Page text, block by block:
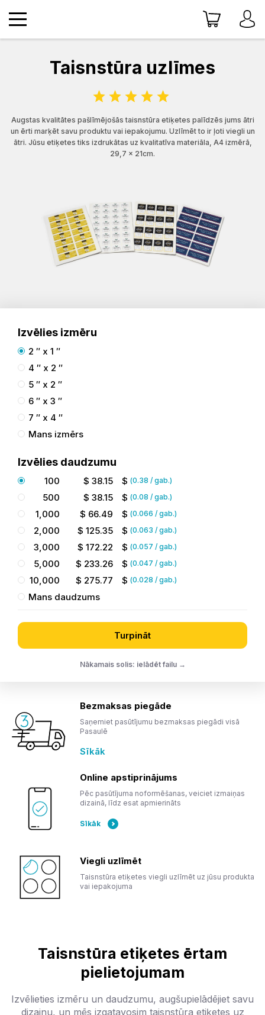
Taisnstūra uzlīmes
Augstas kvalitātes pašlīmējošās taisnstūra etiķetes palīdzēs jums ātri
un ērti marķēt savu produktu vai iepakojumu. Uzlīmēt to ir ļoti viegli un
ātri. Jūsu etiķetes tiks izdrukātas uz kvalitatīva materiāla, A4 izmērā,
29,7 x 21cm.
Izvēlies izmēru
2 ″ x 1 ″
4 ″ x 2 ″
5 ″ x 2 ″
6 ″ x 3 ″
7 ″ x 4 ″
Mans izmērs
Izvēlies daudzumu
100 $ 38.15 $ (0.38 / gab.)
500 $ 38.15 $ (0.08 / gab.)
1,000 $ 66.49 $ (0.066 / gab.)
2,000 $ 125.35 $ (0.063 / gab.)
3,000 $ 172.22 $ (0.057 / gab.)
5,000 $ 233.26 $ (0.047 / gab.)
10,000 $ 275.77 $ (0.028 / gab.)
Mans daudzums
Turpināt
Nākamais solis: ielādēt failu →
Bezmaksas piegāde
Saņemiet pasūtījumu bezmaksas piegādi visā
Pasaulē
Sīkāk
Online apstiprinājums
Pēc pasūtījuma noformēšanas, veiciet izmaiņas
dizainā, līdz esat apmierināts
Sīkāk
Viegli uzlīmēt
Taisnstūra etiķetes viegli uzlīmēt uz jūsu produkta
vai iepakojuma
Taisnstūra etiķetes ērtam
pielietojumam
Izvēlieties izmēru un daudzumu, augšupielādējiet savu
dizainu, un mēs izgatavosim taisnstūra etiķetes uz